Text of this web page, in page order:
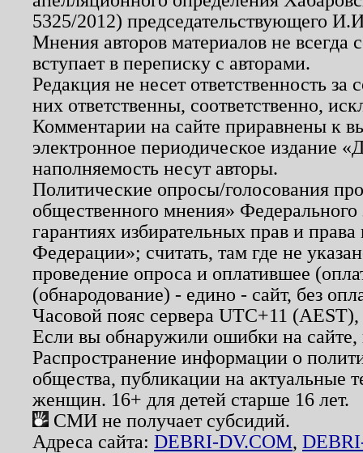
5325/2012) председательствующего
Мнения авторов материалов не
вступает в переписку с авторами.
Редакция не несет ответственность
них ответственны, соответственно,
Комментарии на сайте приравнены к
электронное периодическое издание
наполняемость несут авторы.
Политические опросы/голосования
общественного мнения»
гарантиях избирательных прав и
Федерации»; считать, там где не
проведение опроса и оплатившее
(обнародование) - едино - сайт, без
Часовой пояс сервера UTC+11
Если вы обнаружили ошибки на
Распространение информации о
общества, публикации на актуальные
женщин. 16+ для детей старше 16 лет.
СМИ не получает субсидий.
Адреса сайта: DEBRI-DV.COM,